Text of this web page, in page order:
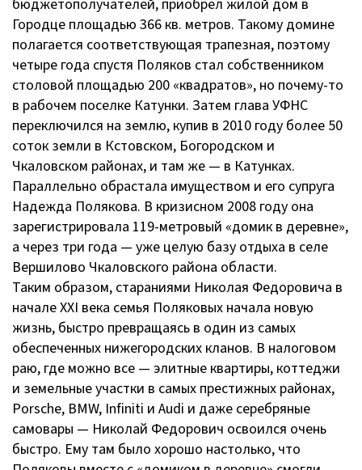
бюджетополучателей, приобрел жилой дом в
Городце площадью 366 кв. метров. Такому домине
полагается соответствующая трапезная, поэтому
четыре года спустя Поляков стал собственником
столовой площадью 200 «квадратов», но почему-то
в рабочем поселке Катунки. Затем глава УФНС
переключился на землю, купив в 2010 году более 50
соток земли в Кстовском, Богородском и
Чкаловском районах, и там же — в Катунках.
Параллельно обрастала имуществом и его супруга
Надежда Полякова. В кризисном 2008 году она
зарегистрировала 119-метровый «домик в деревне»,
а через три года — уже целую базу отдыха в селе
Вершилово Чкаловского района области.
Таким образом, стараниями Николая Федоровича в
начале XXI века семья Поляковых начала новую
жизнь, быстро превращаясь в один из самых
обеспеченных нижегородских кланов. В налоговом
раю, где можно все — элитные квартиры, коттеджи
и земельные участки в самых престижных районах,
Porsche, BMW, Infiniti и Audi и даже серебряные
самовары — Николай Федорович освоился очень
быстро. Ему там было хорошо настолько, что